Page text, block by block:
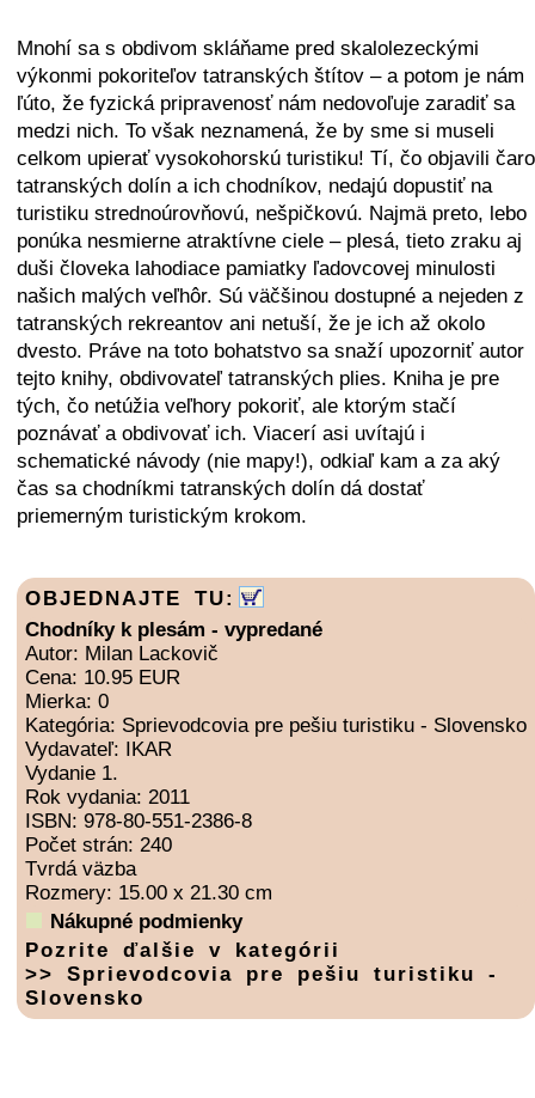
+ − ⛶
Mnohí sa s obdivom skláňame pred skalolezeckými
výkonmi pokoriteľov tatranských štítov – a potom je nám
ľúto, že fyzická pripravenosť nám nedovoľuje zaradiť sa
medzi nich. To však neznamená, že by sme si museli
celkom upierať vysokohorskú turistiku! Tí, čo objavili čaro
tatranských dolín a ich chodníkov, nedajú dopustiť na
turistiku strednoúrovňovú, nešpičkovú. Najmä preto, lebo
ponúka nesmierne atraktívne ciele – plesá, tieto zraku aj
duši človeka lahodiace pamiatky ľadovcovej minulosti
našich malých veľhôr. Sú väčšinou dostupné a nejeden z
tatranských rekreantov ani netuší, že je ich až okolo
dvesto. Práve na toto bohatstvo sa snaží upozorniť autor
tejto knihy, obdivovateľ tatranských plies. Kniha je pre
tých, čo netúžia veľhory pokoriť, ale ktorým stačí
poznávať a obdivovať ich. Viacerí asi uvítajú i
schematické návody (nie mapy!), odkiaľ kam a za aký
čas sa chodníkmi tatranských dolín dá dostať
priemerným turistickým krokom.
OBJEDNAJTE TU:
Chodníky k plesám - vypredané
Autor: Milan Lackovič
Cena: 10.95 EUR
Mierka: 0
Kategória: Sprievodcovia pre pešiu turistiku - Slovensko
Vydavateľ: IKAR
Vydanie 1.
Rok vydania: 2011
ISBN: 978-80-551-2386-8
Počet strán: 240
Tvrdá väzba
Rozmery: 15.00 x 21.30 cm
Nákupné podmienky
Pozrite ďalšie v kategórii
>> Sprievodcovia pre pešiu turistiku -
Slovensko